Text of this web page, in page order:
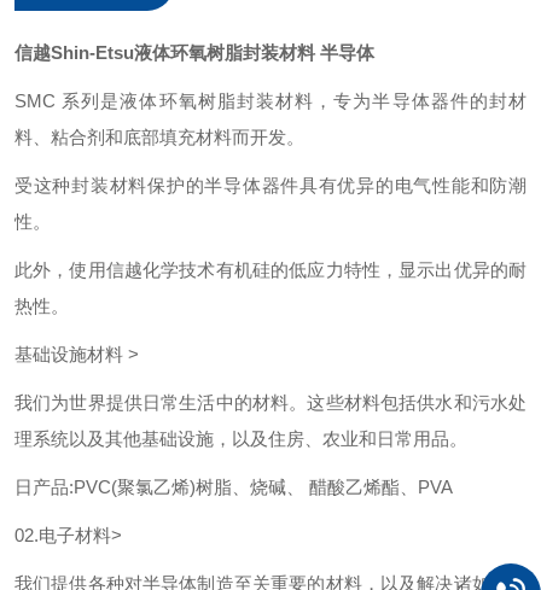
信越Shin-Etsu液体环氧树脂封装材料 半导体
SMC 系列是液体环氧树脂封装材料，专为半导体器件的封材
料、粘合剂和底部填充材料而开发。
受这种封装材料保护的半导体器件具有优异的电气性能和防潮
性。
此外，使用信越化学技术有机硅的低应力特性，显示出优异的耐
热性。
基础设施材料 >
我们为世界提供日常生活中的材料。这些材料包括供水和污水处
理系统以及其他基础设施，以及住房、农业和日常用品。
日产品:PVC(聚氯乙烯)树脂、烧碱、 醋酸乙烯酯、PVA
02.电子材料>
我们提供各种对半导体制造至关重要的材料，以及解决诸如环境